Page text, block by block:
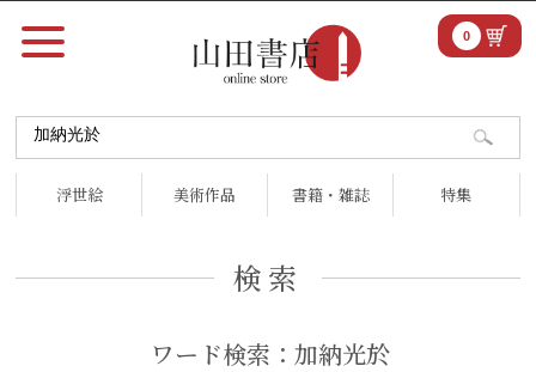
浮世絵 美術作品 書籍・雑誌 特集
0
検索
ワード検索：加納光於